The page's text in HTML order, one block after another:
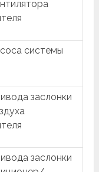
системы
заслонки
заслонки